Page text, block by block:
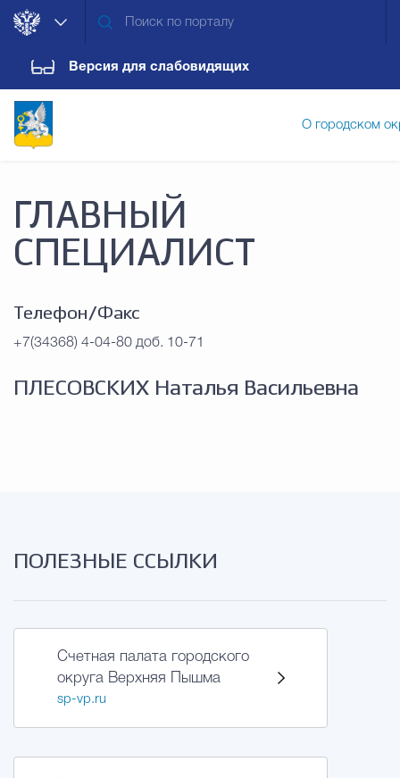
Версия для слабовидящих
О городском
Дума городского округа
Новости
Городская среда
Экономика Муниципальные
ГЛАВНЫЙ
СПЕЦИАЛИСТ
Телефон/Факс
+7(34368) 4-04-80 доб. 10-71
ПЛЕСОВСКИХ Наталья Васильевна
ПОЛЕЗНЫЕ ССЫЛКИ
Счетная палата городского
округа Верхняя Пышма
sp-vp.ru